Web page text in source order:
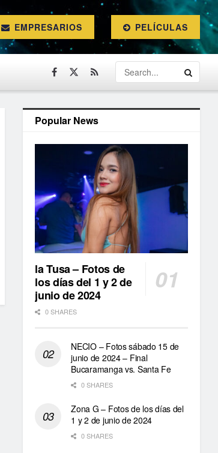
EMPRESARIOS PELÍCULAS
Popular News
la Tusa – Fotos de
los días del 1 y 2 de
junio de 2024
0 SHARES
NECIO – Fotos sábado 15 de
junio de 2024 – Final
Bucaramanga vs. Santa Fe
0 SHARES
Zona G – Fotos de los días del
1 y 2 de junio de 2024
0 SHARES